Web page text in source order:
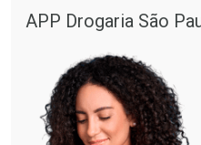
APP Drogaria São